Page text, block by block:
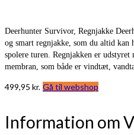
Deerhunter Survivor, Regnjakke
og smart regnjakke, som du altid kan
spolere turen. Regnjakken er
membran, som både er vindtæt,
499,95 kr. Gå til webshop
Information om